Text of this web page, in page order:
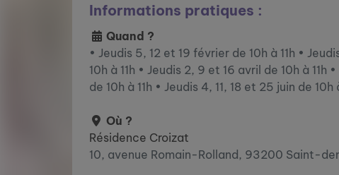
Informations pratiques :
Quand ?
• Jeudis 5, 12 et 19 février de 10h à 11h •
10h à 11h • Jeudis 2, 9 et 16 avril de 10h à 11h
de 10h à 11h • Jeudis 4, 11, 18 et 25 juin de 10h
Où ?
Résidence Croizat
10, avenue Romain-Rolland, 93200 Saint-